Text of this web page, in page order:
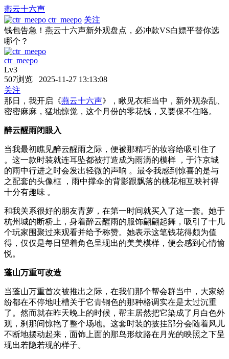
燕云十六声
ctr_meepo 关注
钱包告急！燕云十六声新外观盘点，必冲款VS白嫖平替你选
哪个？
ctr_meepo
Lv3
507浏览 2025-11-27 13:13:08
关注
那日，我开启《燕云十六声》，瞅见衣柜当中，新外观杂乱、
密密麻麻，猛地惊觉，这个月份的零花钱，又要保不住咯。
醉云醒雨闭眼入
当我最初瞧见醉云醒雨之际，便被那精巧的妆容给吸引住了
。这一款时装就连耳坠都被打造成为雨滴的模样 ，于汴京城
的雨中行进之时会发出轻微的声响 。最令我感到惊喜的是与
之配套的头像框 ，雨中撑伞的背影跟飘落的桃花相互映衬得
十分有趣味 。
和我关系很好的朋友青萝，在第一时间就买入了这一套。她于
杭州城的断桥上，身着醉云醒雨的服饰翩翩起舞，吸引了十几
个玩家围聚过来观看并给予称赞。她表示这笔钱花得颇为值
得，仅仅是每日望着角色呈现出的美美模样，便会感到心情愉
悦。
蓬山万重可改造
当蓬山万重首次被推出之际，在我们那个帮会群当中，大家纷
纷都在不停地吐槽关于它青铜色的那种格调实在是太过沉重
了。然而就在昨天晚上的时候，帮主居然把它染成了月白色外
观，刹那间惊艳了整个场地。这套时装的披挂部分会随着风儿
不断地摆动起来，面饰上面的那鸟形纹路在月光的映照之下呈
现出若隐若现的样子。